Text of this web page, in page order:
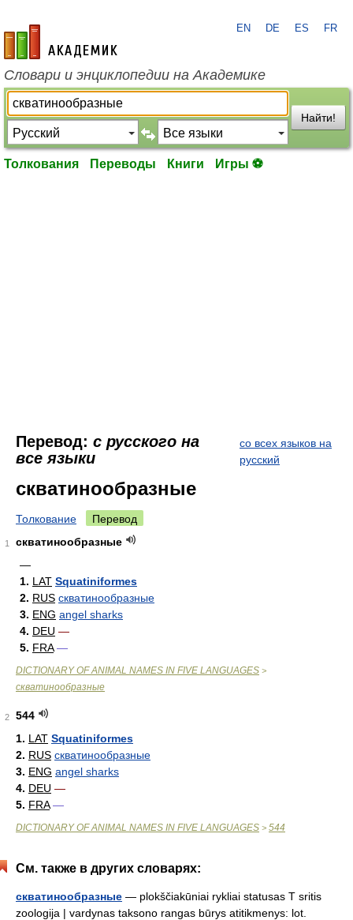
academic.ru
EN DE ES FR
Словари и энциклопедии на Академике
Найти!
Толкования Переводы Книги Игры ⚽
Перевод: с русского на
все языки
со всех языков на
русский
скватинообразные
Толкование Перевод
1
скватинообразные
—
1. LAT Squatiniformes
2. RUS скватинообразные
3. ENG angel sharks
4. DEU —
5. FRA —
DICTIONARY OF ANIMAL NAMES IN FIVE LANGUAGES >
скватинообразные
2
544
1. LAT Squatiniformes
2. RUS скватинообразные
3. ENG angel sharks
4. DEU —
5. FRA —
DICTIONARY OF ANIMAL NAMES IN FIVE LANGUAGES > 544
См. также в других словарях:
скватинообразные — plokščiakūniai rykliai statusas T sritis
zoologija | vardynas taksono rangas būrys atitikmenys: lot.